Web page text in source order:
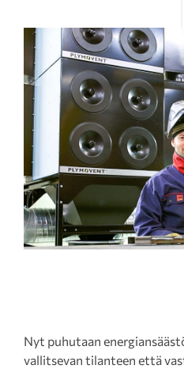
Nyt puhutaan
vallitsevan tilanteen että